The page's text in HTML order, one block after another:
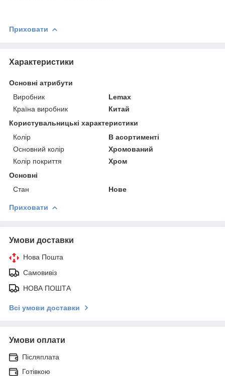
Приховати
Характеристики
Основні атрибути
Виробник
Lemax
Країна виробник
Китай
Користувальницькі характеристики
Колір
В асортименті
Основний колір
Хромований
Колір покриття
Хром
Основні
Стан
Нове
Приховати
Умови доставки
Нова Пошта
Самовивіз
НОВА ПОШТА
Всі умови доставки
Умови оплати
Післяплата
Готівкою